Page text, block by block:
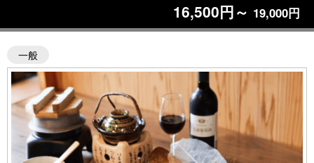
16,500円～ 19,000円
一般